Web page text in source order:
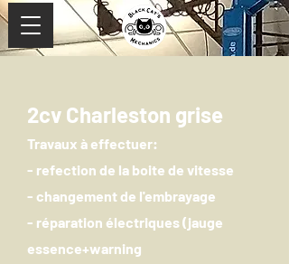
2cv Charleston grise
Travaux à effectuer:
- refection de la boite de vitesse
- changement de l'embrayage
- réparation électriques (jauge
essence+warning